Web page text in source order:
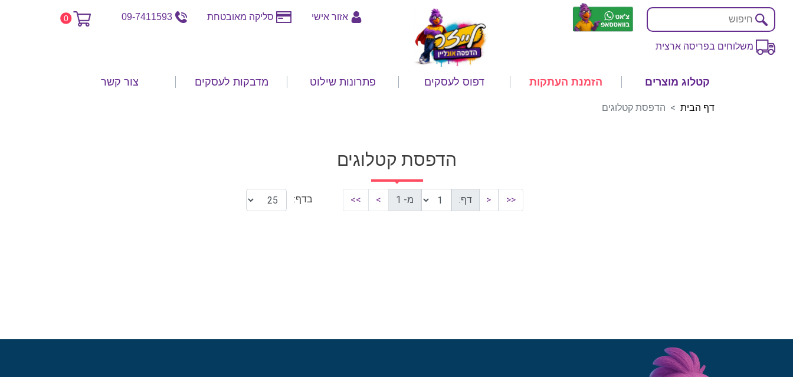
משלוחים בפריסה ארצית
אזור אישי סליקה מאובטחת 09-7411593
0
קטלוג מוצרים הזמנת העתקות דפוס לעסקים פתרונות שילוט מדבקות לעסקים צור קשר
דף הבית הדפסת קטלוגים
הדפסת קטלוגים
<<
< דף: מ- 1 >
>> בדף: